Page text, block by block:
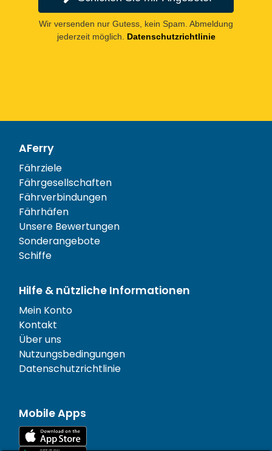
Wir versenden nur Gutess, kein Spam. Abmeldung
jederzeit möglich. Datenschutzrichtlinie
AFerry
Fährziele
Fährgesellschaften
Fährverbindungen
Fährhäfen
Unsere Bewertungen
Sonderangebote
Schiffe
Hilfe & nützliche Informationen
Mein Konto
Kontakt
Über uns
Nutzungsbedingungen
Datenschutzrichtlinie
Mobile Apps